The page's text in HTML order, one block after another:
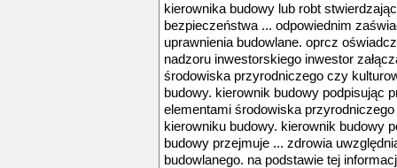
kierownika budowy lub robt
bezpieczeństwa ... odpowiednim
uprawnienia budowlane. oprcz
nadzoru inwestorskiego inwestor
środowiska przyrodniczego czy
budowy. kierownik budowy podpisując
elementami środowiska
kierowniku budowy. kierownik budowy
budowy przejmuje ... zdrowia
budowlanego. na podstawie tej